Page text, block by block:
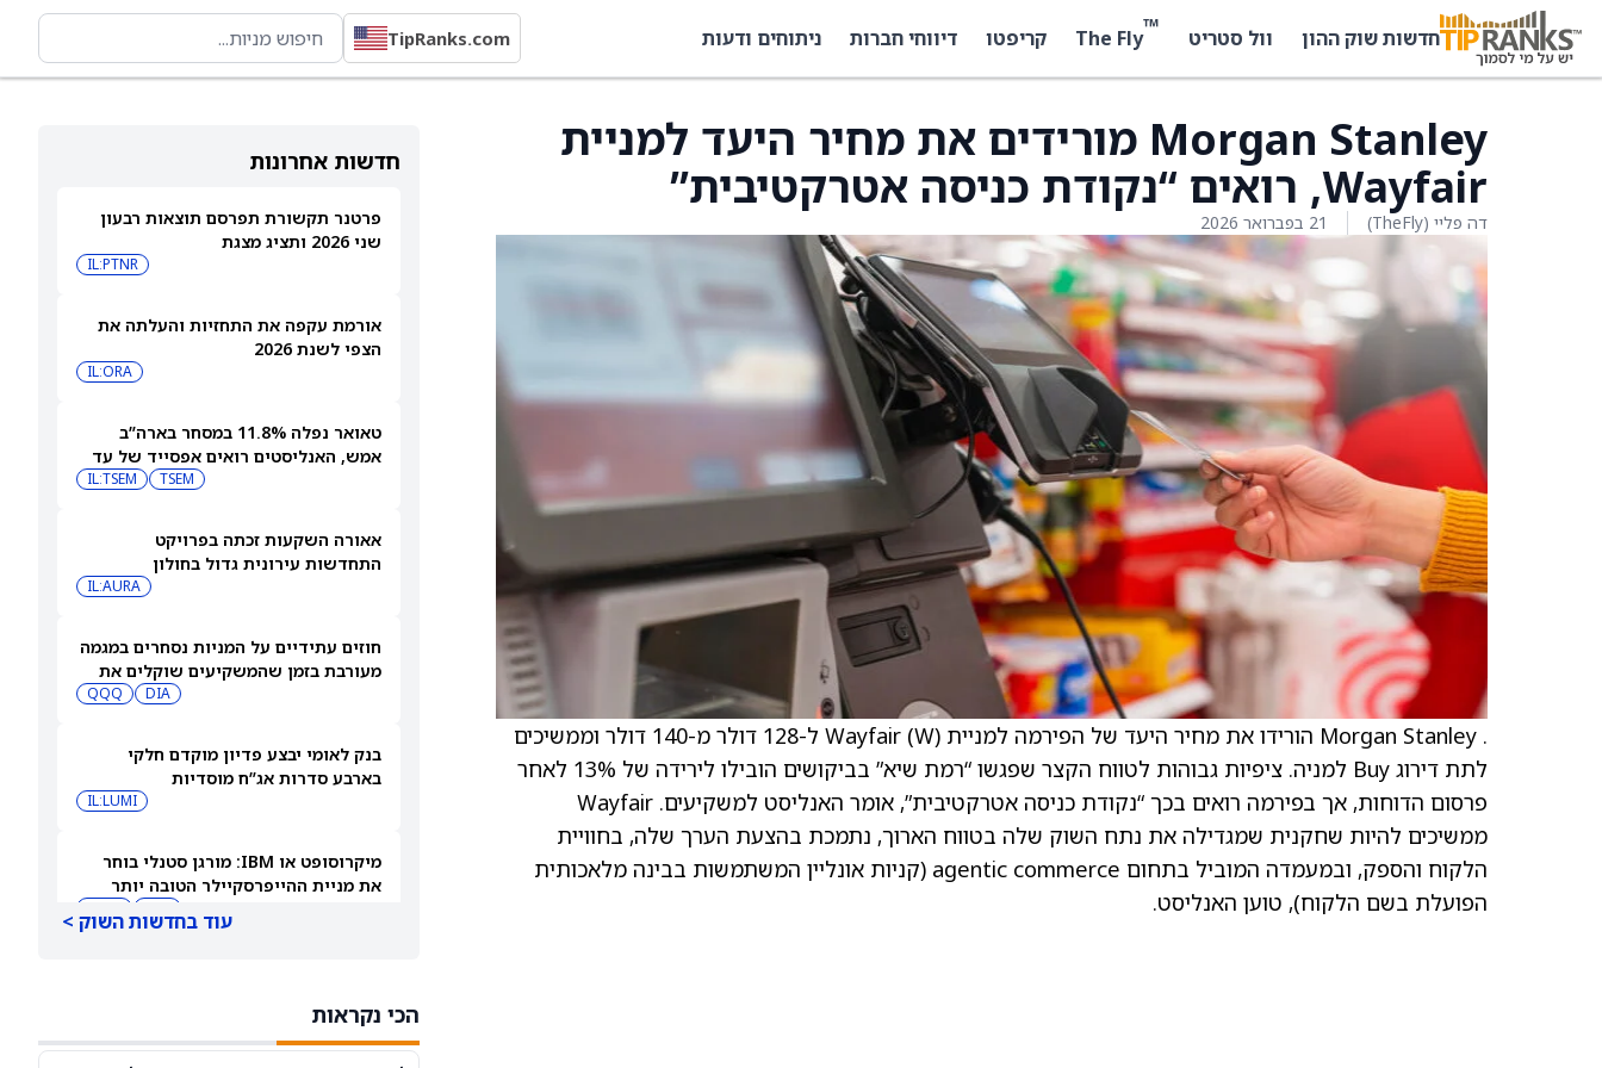
חדשות שוק ההון וול סטריט ™
The Fly קריפטו דיווחי חברות ניתוחים ודעות TipRanks.com
חדשות אחרונות
פרטנר תקשורת תפרסם תוצאות רבעון
שני 2026 ותציג מצגת
IL:PTNR
אורמת עקפה את התחזיות והעלתה את
הצפי לשנת 2026
IL:ORA
טאואר נפלה 11.8% במסחר בארה”ב
אמש, האנליסטים רואים אפסייד של עד
TSEM
IL:TSEM
אאורה השקעות זכתה בפרויקט
התחדשות עירונית גדול בחולון
IL:AURA
חוזים עתידיים על המניות נסחרים במגמה
מעורבת בזמן שהמשקיעים שוקלים את
שיא הסגירה של הדאו ואת השיחות בין
DIA
QQQ
בנק לאומי יבצע פדיון מוקדם חלקי
בארבע סדרות אג”ח מוסדיות
IL:LUMI
מיקרוסופט או IBM: מורגן סטנלי בוחר
את מניית ההייפרסקיילר הטובה יותר
צופה להמשך
עוד בחדשות השוק >
הכי נקראות
Morgan Stanley מורידים את מחיר היעד למניית
Wayfair, רואים “נקודת כניסה אטרקטיבית”
דה פליי (TheFly) 21 בפברואר 2026
. Morgan Stanley הורידו את מחיר היעד של הפירמה למניית Wayfair (W) ל-128 דולר מ-140 דולר וממשיכים
לתת דירוג Buy למניה. ציפיות גבוהות לטווח הקצר שפגשו “רמת שיא” בביקושים הובילו לירידה של 13% לאחר
פרסום הדוחות, אך בפירמה רואים בכך “נקודת כניסה אטרקטיבית”, אומר האנליסט למשקיעים. Wayfair
ממשיכים להיות שחקנית שמגדילה את נתח השוק שלה בטווח הארוך, נתמכת בהצעת הערך שלה, בחוויית
הלקוח והספק, ובמעמדה המוביל בתחום agentic commerce (קניות אונליין המשתמשות בבינה מלאכותית
הפועלת בשם הלקוח), טוען האנליסט.